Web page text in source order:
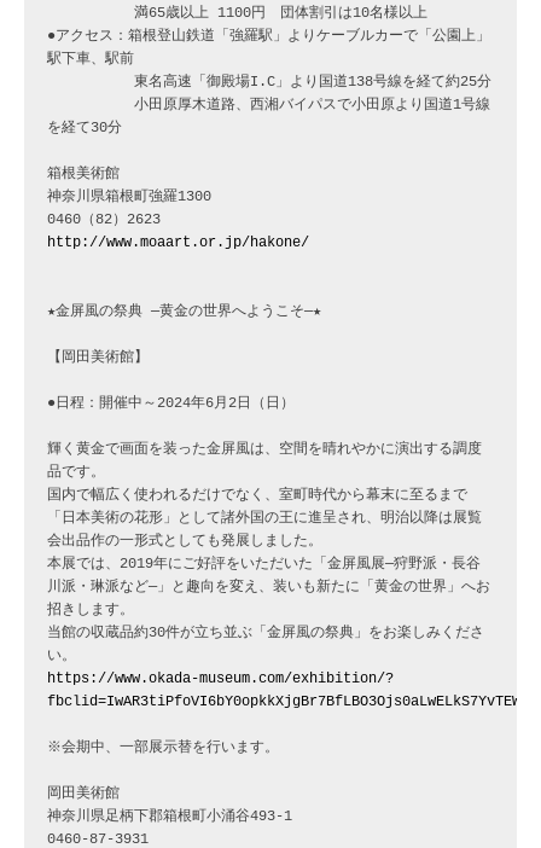
満65歳以上 1100円　団体割引は10名様以上
●アクセス：箱根登山鉄道「強羅駅」よりケーブルカーで「公園上」
駅下車、駅前
東名高速「御殿場I.C」より国道138号線を経て約25分
小田原厚木道路、西湘バイパスで小田原より国道1号線
を経て30分
箱根美術館
神奈川県箱根町強羅1300
http://www.moaart.or.jp/hakone/
★金屏風の祭典 ─黄金の世界へようこそ─★
【岡田美術館】
●日程：開催中～2024年6月2日（日）
輝く黄金で画面を装った金屏風は、空間を晴れやかに演出する調度
品です。
国内で幅広く使われるだけでなく、室町時代から幕末に至るまで
「日本美術の花形」として諸外国の王に進呈され、明治以降は展覧
会出品作の一形式としても発展しました。
本展では、2019年にご好評をいただいた「金屏風展─狩野派・長谷
川派・琳派など─」と趣向を変え、装いも新たに「黄金の世界」へお
招きします。
当館の収蔵品約30件が立ち並ぶ「金屏風の祭典」をお楽しみくださ
https://www.okada-museum.com/exhibition/?
※会期中、一部展示替を行います。
岡田美術館
神奈川県足柄下郡箱根町小涌谷493-1